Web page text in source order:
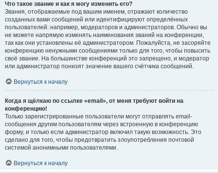
Что такое звание и как я могу изменить его?
Звания, отображаемые под вашим именем, отражают количество
созданных вами сообщений или идентифицируют определённых
пользователей: например, модераторов и администраторов. Обычно вы
не можете напрямую изменять наименования званий на конференции,
так как они установлены её администратором. Пожалуйста, не засоряйте
конференцию ненужными сообщениями только для того, чтобы повысить
своё звание. На большинстве конференций это запрещено, и модератор
или администратор понизят значение вашего счётчика сообщений.
Вернуться к началу
Когда я щёлкаю по ссылке «email», от меня требуют войти на
конференцию!
Только зарегистрированные пользователи могут отправлять email-
сообщения другим пользователям через встроенную в конференцию
форму, и только если администратор включил такую возможность. Это
сделано для того, чтобы предотвратить злоупотребления почтовой
системой анонимными пользователями.
Вернуться к началу